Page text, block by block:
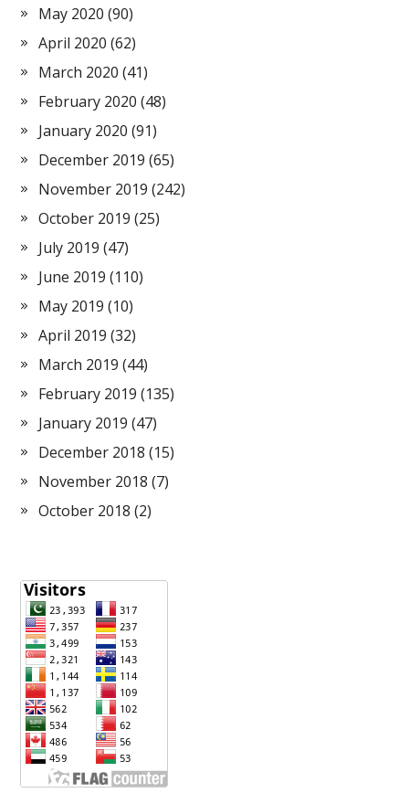
May 2020 (90)
April 2020 (62)
March 2020 (41)
February 2020 (48)
January 2020 (91)
December 2019 (65)
November 2019 (242)
October 2019 (25)
July 2019 (47)
June 2019 (110)
May 2019 (10)
April 2019 (32)
March 2019 (44)
February 2019 (135)
January 2019 (47)
December 2018 (15)
November 2018 (7)
October 2018 (2)